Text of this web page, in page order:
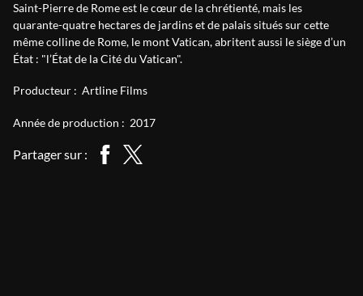
Saint-Pierre de Rome est le cœur de la chrétienté, mais les
quarante-quatre hectares de jardins et de palais situés sur cette
même colline de Rome, le mont Vatican, abritent aussi le siège d’un
État : "l’État de la Cité du Vatican".
Producteur : Artline Films
Année de production : 2017
Partager sur :